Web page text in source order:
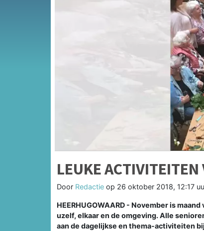
LEUKE ACTIVITEITEN
Door Redactie op 26 oktober 2018, 12:17
HEERHUGOWAARD - November is
uzelf, elkaar en de omgeving. Alle
aan de dagelijkse en thema-activiteiten